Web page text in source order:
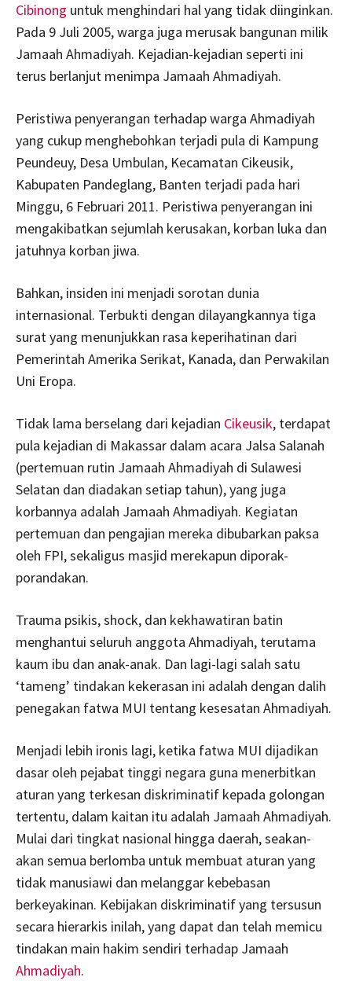
Cibinong untuk menghindari hal yang tidak diinginkan.
Pada 9 Juli 2005, warga juga merusak bangunan milik
Jamaah Ahmadiyah. Kejadian-kejadian seperti ini
terus berlanjut menimpa Jamaah Ahmadiyah.
Peristiwa penyerangan terhadap warga Ahmadiyah
yang cukup menghebohkan terjadi pula di Kampung
Peundeuy, Desa Umbulan, Kecamatan Cikeusik,
Kabupaten Pandeglang, Banten terjadi pada hari
Minggu, 6 Februari 2011. Peristiwa penyerangan ini
mengakibatkan sejumlah kerusakan, korban luka dan
jatuhnya korban jiwa.
Bahkan, insiden ini menjadi sorotan dunia
internasional. Terbukti dengan dilayangkannya tiga
surat yang menunjukkan rasa keperihatinan dari
Pemerintah Amerika Serikat, Kanada, dan Perwakilan
Uni Eropa.
Tidak lama berselang dari kejadian Cikeusik, terdapat
pula kejadian di Makassar dalam acara Jalsa Salanah
(pertemuan rutin Jamaah Ahmadiyah di Sulawesi
Selatan dan diadakan setiap tahun), yang juga
korbannya adalah Jamaah Ahmadiyah. Kegiatan
pertemuan dan pengajian mereka dibubarkan paksa
oleh FPI, sekaligus masjid merekapun diporak-
porandakan.
Trauma psikis, shock, dan kekhawatiran batin
menghantui seluruh anggota Ahmadiyah, terutama
kaum ibu dan anak-anak. Dan lagi-lagi salah satu
‘tameng’ tindakan kekerasan ini adalah dengan dalih
penegakan fatwa MUI tentang kesesatan Ahmadiyah.
Menjadi lebih ironis lagi, ketika fatwa MUI dijadikan
dasar oleh pejabat tinggi negara guna menerbitkan
aturan yang terkesan diskriminatif kepada golongan
tertentu, dalam kaitan itu adalah Jamaah Ahmadiyah.
Mulai dari tingkat nasional hingga daerah, seakan-
akan semua berlomba untuk membuat aturan yang
tidak manusiawi dan melanggar kebebasan
berkeyakinan. Kebijakan diskriminatif yang tersusun
secara hierarkis inilah, yang dapat dan telah memicu
tindakan main hakim sendiri terhadap Jamaah
Ahmadiyah.